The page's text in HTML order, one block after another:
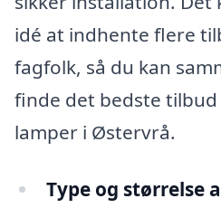
idé at indhente flere
fagfolk, så du kan
finde det bedste
lamper i Østervrå.
Type og størrelse